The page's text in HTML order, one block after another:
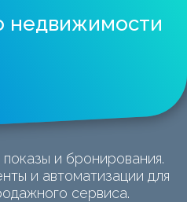
недвижимости
и бронирования.
и автоматизации для
сервиса.